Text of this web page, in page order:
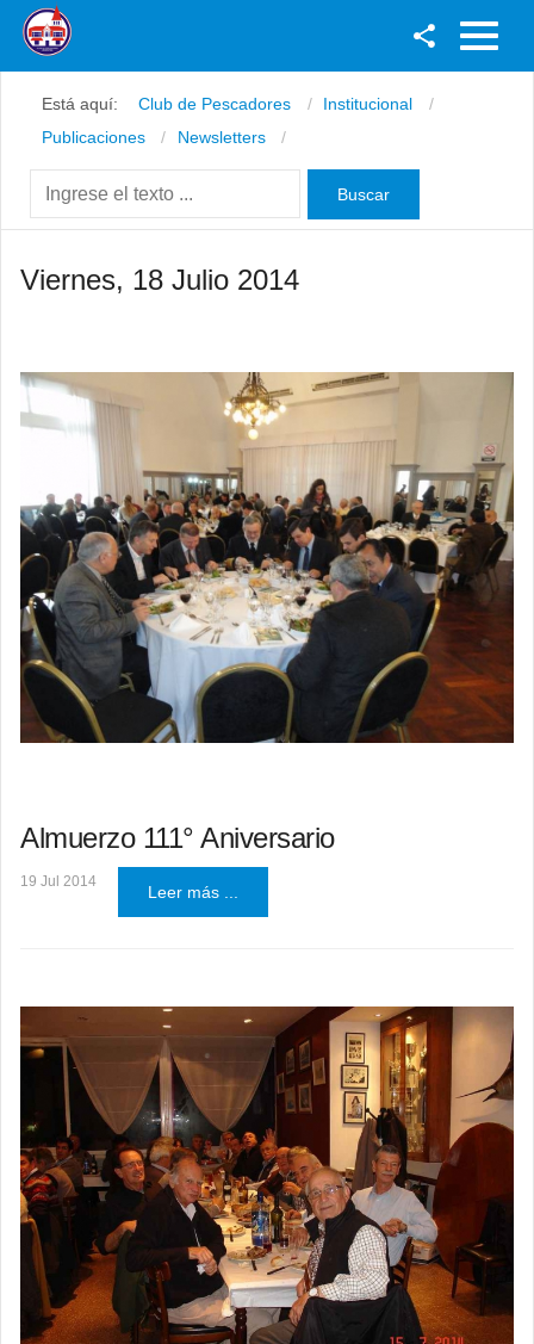
Youtube
Instagram
Está aquí: Club de Pescadores
Institucional
Publicaciones
Newsletters
Viernes, 18 Julio 2014
Almuerzo 111° Aniversario
19 Jul 2014
Leer más ...